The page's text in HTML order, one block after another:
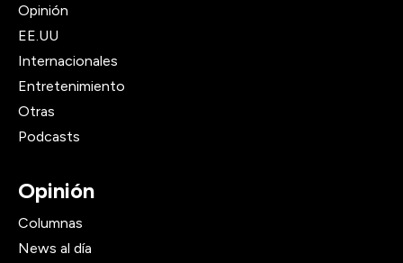
Opinión
EE.UU
Internacionales
Entretenimiento
Otras
Podcasts
Opinión
Columnas
News al día